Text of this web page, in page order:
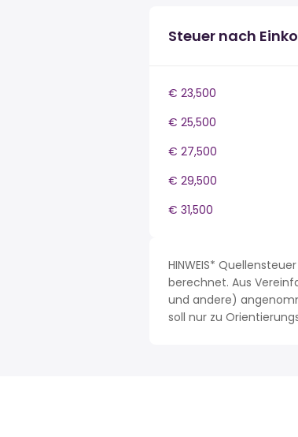
Steuer nach
€ 23,500
€ 25,500
€ 27,500
€ 29,500
€ 31,500
HINWEIS*
berechnet. Aus
und andere)
soll nur zu